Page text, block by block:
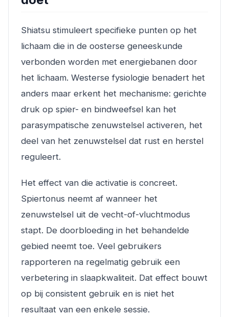
Shiatsu stimuleert specifieke punten op het
lichaam die in de oosterse geneeskunde
verbonden worden met energiebanen door
het lichaam. Westerse fysiologie benadert het
anders maar erkent het mechanisme: gerichte
druk op spier- en bindweefsel kan het
parasympatische zenuwstelsel activeren, het
deel van het zenuwstelsel dat rust en herstel
reguleert.
Het effect van die activatie is concreet.
Spiertonus neemt af wanneer het
zenuwstelsel uit de vecht-of-vluchtmodus
stapt. De doorbloeding in het behandelde
gebied neemt toe. Veel gebruikers
rapporteren na regelmatig gebruik een
verbetering in slaapkwaliteit. Dat effect bouwt
op bij consistent gebruik en is niet het
resultaat van een enkele sessie.